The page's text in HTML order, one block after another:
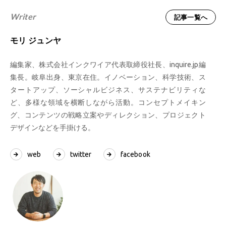
Writer
モリ ジュンヤ
記事一覧へ
編集家、株式会社インクワイア代表取締役社長、inquire.jp編
集長。岐阜出身、東京在住。イノベーション、科学技術、ス
タートアップ、ソーシャルビジネス、サステナビリティな
ど、多様な領域を横断しながら活動。コンセプトメイキン
グ、コンテンツの戦略立案やディレクション、プロジェクト
デザインなどを手掛ける。
web twitter facebook